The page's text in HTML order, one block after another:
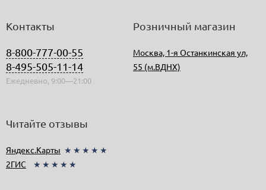
Контакты
8-800-777-00-55
8-495-505-11-14
Ежедневно, 9:00—21:00
Розничный магазин
Москва, 1-я Останкинская ул,
55 (м.ВДНХ)
Читайте отзывы
Яндекс.Карты ★★★★★
2ГИС
★★★★★